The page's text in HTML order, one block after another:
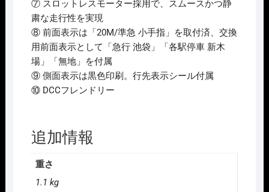
⑦ スロットレスモーター採用で、スムースかつ静
粛な走行性を実現
⑧ 前面表示は「20M/準急 小手指」を取付済、交換
用前面表示として「急行 池袋」「各駅停車 新木
場」「無地」を付属
⑨ 側面表示は黒色印刷。行先表示シール付属
⑩ DCCフレンドリー
追加情報
重さ
1.1 kg